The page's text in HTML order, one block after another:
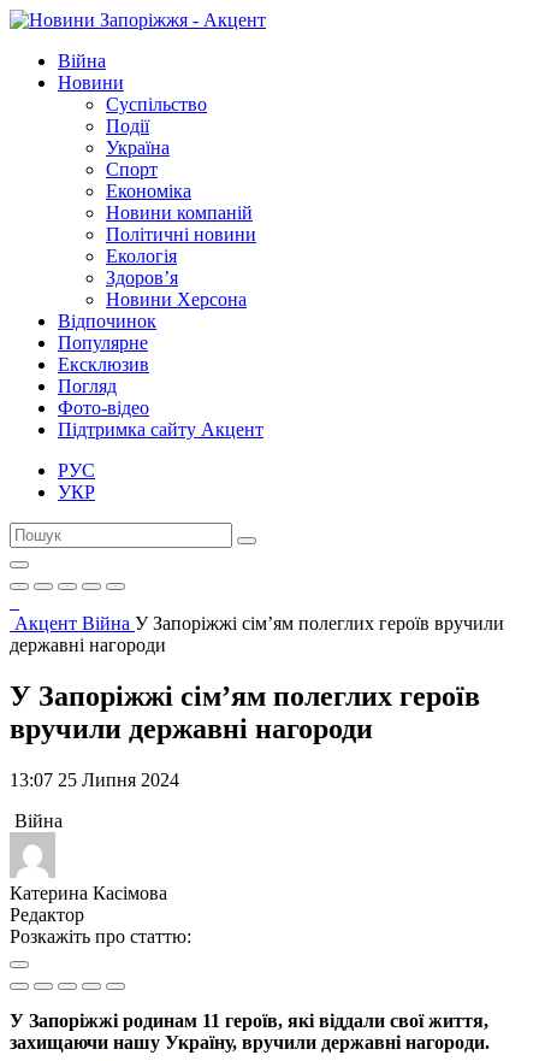
Війна
Новини
Суспільство
Події
Україна
Спорт
Економіка
Новини компаній
Політичні новини
Екологія
Здоров’я
Новини Херсона
Відпочинок
Популярне
Ексклюзив
Погляд
Фото-відео
Підтримка сайту Акцент
РУС
УКР
Акцент Війна У Запоріжжі сім’ям полеглих героїв вручили
державні нагороди
У Запоріжжі сім’ям полеглих героїв
вручили державні нагороди
13:07 25 Липня 2024
Війна
Катерина Касімова
Редактор
Розкажіть про статтю:
У Запоріжжі родинам 11 героїв, які віддали свої життя,
захищаючи нашу Україну, вручили державні нагороди.